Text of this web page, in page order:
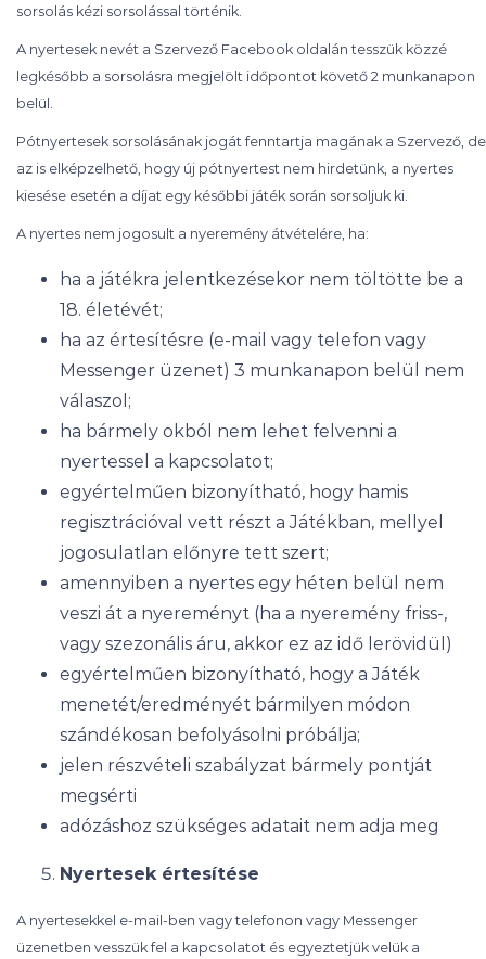
sorsolás kézi sorsolással történik.
A nyertesek nevét a Szervező Facebook oldalán tesszük közzé
legkésőbb a sorsolásra megjelölt időpontot követő 2 munkanapon
belül.
Pótnyertesek sorsolásának jogát fenntartja magának a Szervező, de
az is elképzelhető, hogy új pótnyertest nem hirdetünk, a nyertes
kiesése esetén a díjat egy későbbi játék során sorsoljuk ki.
A nyertes nem jogosult a nyeremény átvételére, ha:
ha a játékra jelentkezésekor nem töltötte be a
18. életévét;
ha az értesítésre (e-mail vagy telefon vagy
Messenger üzenet) 3 munkanapon belül nem
válaszol;
ha bármely okból nem lehet felvenni a
nyertessel a kapcsolatot;
egyértelműen bizonyítható, hogy hamis
regisztrációval vett részt a Játékban, mellyel
jogosulatlan előnyre tett szert;
amennyiben a nyertes egy héten belül nem
veszi át a nyereményt (ha a nyeremény friss-,
vagy szezonális áru, akkor ez az idő lerövidül)
egyértelműen bizonyítható, hogy a Játék
menetét/eredményét bármilyen módon
szándékosan befolyásolni próbálja;
jelen részvételi szabályzat bármely pontját
megsérti
adózáshoz szükséges adatait nem adja meg
Nyertesek értesítése
A nyertesekkel e-mail-ben vagy telefonon vagy Messenger
üzenetben vesszük fel a kapcsolatot és egyeztetjük velük a